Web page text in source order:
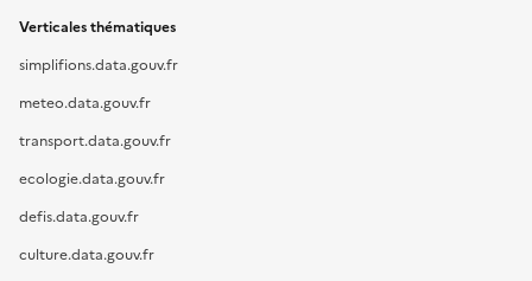
Verticales thématiques
simplifions.data.gouv.fr
meteo.data.gouv.fr
transport.data.gouv.fr
ecologie.data.gouv.fr
defis.data.gouv.fr
culture.data.gouv.fr